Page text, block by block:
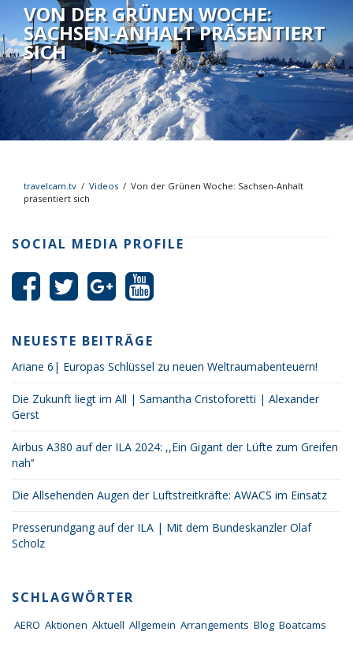
VON DER GRÜNEN WOCHE:
SACHSEN-ANHALT PRÄSENTIERT
SICH
travelcam.tv / Videos / Von der Grünen Woche: Sachsen-Anhalt
präsentiert sich
SOCIAL MEDIA PROFILE
NEUESTE BEITRÄGE
Ariane 6| Europas Schlüssel zu neuen Weltraumabenteuern!
Die Zukunft liegt im All | Samantha Cristoforetti | Alexander
Gerst
Airbus A380 auf der ILA 2024: ,,Ein Gigant der Lüfte zum Greifen
nah‘‘
Die Allsehenden Augen der Luftstreitkräfte: AWACS im Einsatz
Presserundgang auf der ILA | Mit dem Bundeskanzler Olaf
Scholz
SCHLAGWÖRTER
AERO Aktionen Aktuell Allgemein Arrangements Blog Boatcams